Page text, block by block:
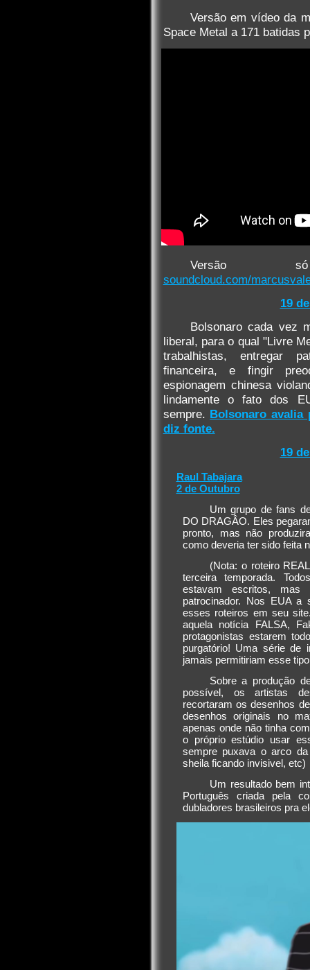
Versão em vídeo da
Space Metal a 171 batidas
Versão
soundcloud.com/
19
Bolsonaro cada vez
liberal, para o qual "Livre
trabalhistas, entregar
financeira, e fingir
espionagem chinesa
lindamente o fato dos
sempre. Bolsonaro avalia
diz fonte.
19
Raul Tabajara
2 de Outubro
Um grupo de fans
DO DRAGÂO. Eles
pronto, mas não
como deveria ter sido feita
(Nota: o roteiro
terceira temporada.
estavam escritos,
patrocinador. Nos EUA
esses roteiros em seu
aquela notícia FALSA,
protagonistas estarem
purgatório! Uma série de
jamais permitiriam esse
Sobre a produção
possível, os artistas
recortaram os desenhos
desenhos originais no
apenas onde não tinha
o próprio estúdio usar
sempre puxava o arco
sheila ficando invisivel, etc)
Um resultado bem
Português criada pela
dubladores brasileiros pra